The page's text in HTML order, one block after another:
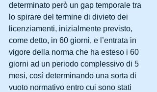
determinato però un gap temporale tra
lo spirare del termine di divieto dei
licenziamenti, inizialmente previsto,
come detto, in 60 giorni, e l’entrata in
vigore della norma che ha esteso i 60
giorni ad un periodo complessivo di 5
mesi, così determinando una sorta di
vuoto normativo entro cui sono stati